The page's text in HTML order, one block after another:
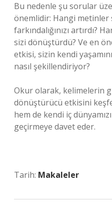
Bu nedenle şu sorular
önemlidir: Hangi metinler
farkındalığınızı artırdı?
sizi dönüştürdü? Ve en
etkisi, sizin kendi
nasıl şekillendiriyor?
Okur olarak, kelimelerin
dönüştürücü etkisini
hem de kendi iç
geçirmeye davet eder.
Tarih: Makaleler